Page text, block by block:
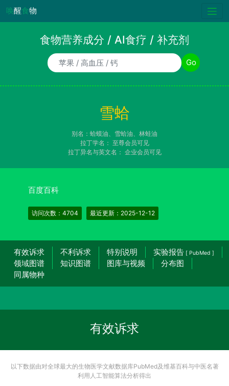
唤醒食物
食物营养成分 / AI食疗 / 补充剂
食物/AI食疗诉求/补充剂名称 Go
雪蛤
别名：蛤蟆油、雪蛤油、林蛙油
拉丁学名： 至尊会员可见
拉丁异名与英文名： 企业会员可见
百度百科
访问次数：4704 最近更新：2025-12-12
有效诉求 不利诉求 特别说明 实验报告 [ PubMed ]
领域图谱 知识图谱 图库与视频
分布图
同属物种
有效诉求
以下数据由对全球最大的生物医学文献数据库PubMed及维基百科与中医名著
利用人工智能算法分析得出